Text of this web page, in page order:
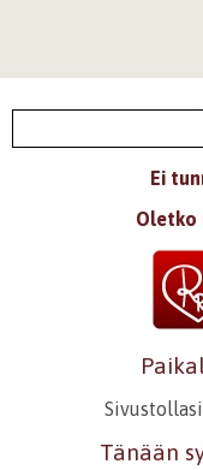
Ei
Oletko
Tänään